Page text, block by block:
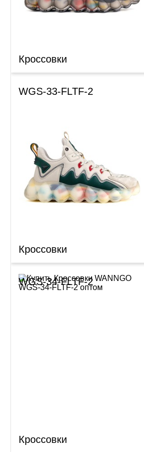
Кроссовки
WGS-33-FLTF-2
Кроссовки
WGS-34-FLTF-2
Кроссовки